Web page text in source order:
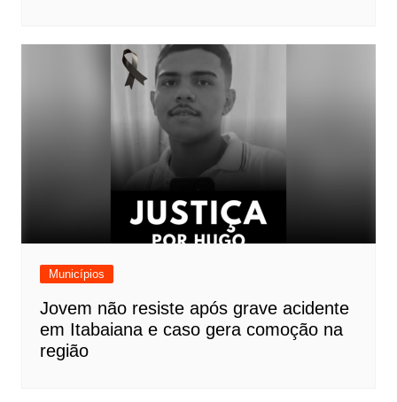
Municípios
Jovem não resiste após grave acidente
em Itabaiana e caso gera comoção na
região